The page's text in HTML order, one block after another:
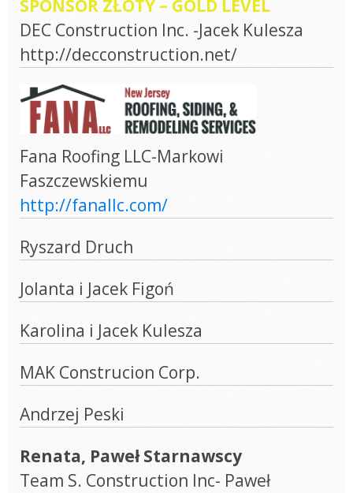
SPONSOR ZŁOTY – GOLD LEVEL
DEC Construction Inc. -Jacek Kulesza
http://decconstruction.net/
Fana Roofing LLC-Markowi
Faszczewskiemu
http://fanallc.com/
Ryszard Druch
Jolanta i Jacek Figoń
Karolina i Jacek Kulesza
MAK Construcion Corp.
Andrzej Peski
Renata, Paweł Starnawscy
Team S. Construction Inc- Paweł